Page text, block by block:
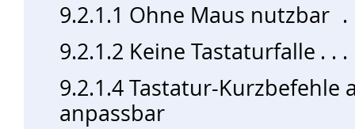
9.2.1.1 Ohne Maus nutzbar
9.2.1.2 Keine Tastaturfalle
9.2.1.4 Tastatur-Kurzbefehle
anpassbar